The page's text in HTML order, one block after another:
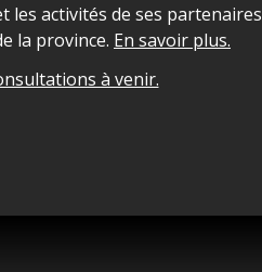
les activités de ses partenaires
la province. En savoir plus.
à venir.